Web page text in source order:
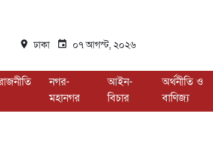
ঢাকা ০৭ আগস্ট, ২০২৬
নগর-
মহানগর
আইন-
বিচার
অর্থনীতি ও
বাণিজ্য